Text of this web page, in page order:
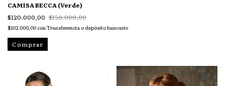
CAMISA BECCA (Verde)
$120.000,00 $150.000,00
$102.000,00 conTransferencia o depósito bancario
Comprar